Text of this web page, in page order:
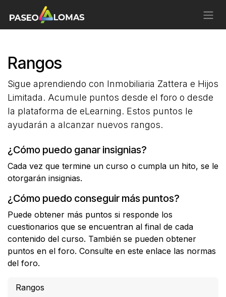
Ir al contenido
Rangos
Sigue aprendiendo con Inmobiliaria Zattera e Hijos
Limitada. Acumule puntos desde el foro o desde
la plataforma de eLearning. Estos puntos le
ayudarán a alcanzar nuevos rangos.
¿Cómo puedo ganar insignias?
Cada vez que termine un curso o cumpla un hito, se le
otorgarán insignias.
¿Cómo puedo conseguir más puntos?
Puede obtener más puntos si responde los
cuestionarios que se encuentran al final de cada
contenido del curso. También se pueden obtener
puntos en el foro. Consulte en este enlace las normas
del foro.
Rangos